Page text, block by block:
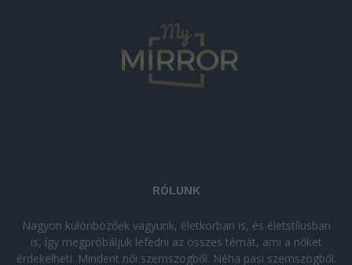
RÓLUNK
Nagyon különbözőek vagyunk, életkorban is, és életstílusban
is, így megpróbáljuk lefedni az összes témát, ami a nőket
érdekelheti. Mindent női szemszögből. Néha pasi szemszögből.